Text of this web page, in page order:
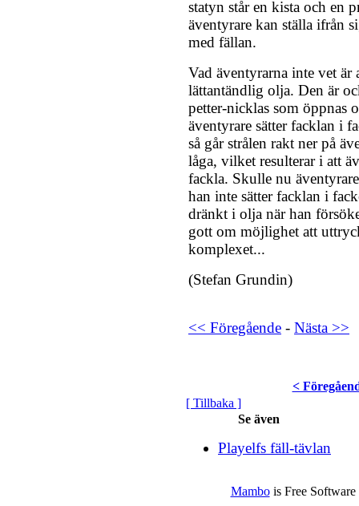
statyn står en kista och en
äventyrare kan ställa ifrån
med fällan.
Vad äventyrarna inte vet
lättantändlig olja. Den är
petter-nicklas som öppnas
äventyrare sätter facklan i
så går strålen rakt ner på
låga, vilket resulterar i att
fackla. Skulle nu
han inte sätter facklan i
dränkt i olja när han
gott om möjlighet att
komplexet...
(Stefan Grundin)
<< Föregående - Nästa >>
<
[ Tillbaka ]
Se även
Playelfs fäll-tävlan
Mambois Free Software